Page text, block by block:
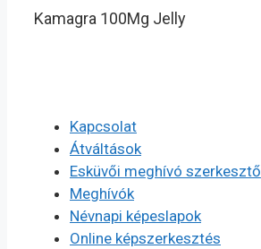
Kamagra 100Mg Jelly
Kapcsolat
Átváltások
Esküvői meghívó szerkesztő
Meghívók
Névnapi képeslapok
Online képszerkesztés